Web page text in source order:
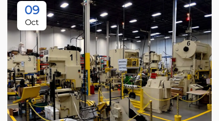
09
Oct